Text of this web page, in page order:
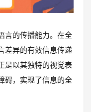
言的传播能力。在全
差异的有效信息传递
是以其独特的视觉表
碍，实现了信息的全